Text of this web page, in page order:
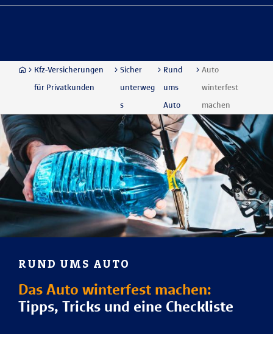
Kfz-Versicherungen
für Privatkunden
Sicher
unterweg
s
Rund
ums
Auto
Auto
winterfest
machen
RUND UMS AUTO
Das Auto winterfest machen:
Tipps, Tricks und eine Checkliste